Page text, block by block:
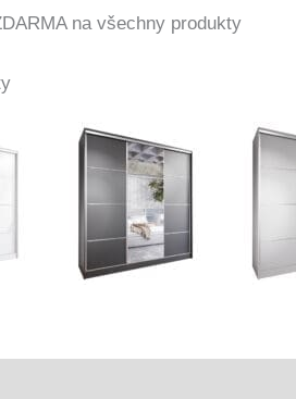
na všechny produkty